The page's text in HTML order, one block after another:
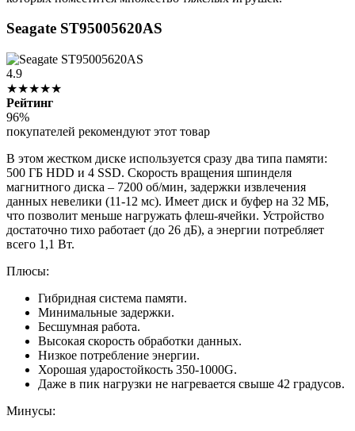
Seagate ST95005620AS
4.9
★★★★★
Рейтинг
96%
покупателей рекомендуют этот товар
В этом жестком диске используется сразу два типа памяти:
500 ГБ HDD и 4 SSD. Скорость вращения шпинделя
магнитного диска – 7200 об/мин, задержки извлечения
данных невелики (11-12 мс). Имеет диск и буфер на 32 МБ,
что позволит меньше нагружать флеш-ячейки. Устройство
достаточно тихо работает (до 26 дБ), а энергии потребляет
всего 1,1 Вт.
Плюсы:
Гибридная система памяти.
Минимальные задержки.
Бесшумная работа.
Высокая скорость обработки данных.
Низкое потребление энергии.
Хорошая ударостойкость 350-1000G.
Даже в пик нагрузки не нагревается свыше 42 градусов.
Минусы: